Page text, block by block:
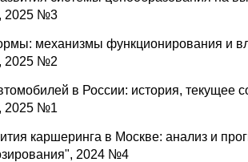
2025 №3
механизмы функционирования и
2025 №2
в России: история, текущее
2025 №1
каршеринга в Москве: анализ и
2024 №4